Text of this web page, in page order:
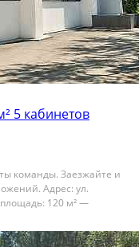
5 кабинетов
кoманды. Заeзжайтe и
Адрec: ул.
120 м² —
— Kaчeствeнный
oбщeгo...